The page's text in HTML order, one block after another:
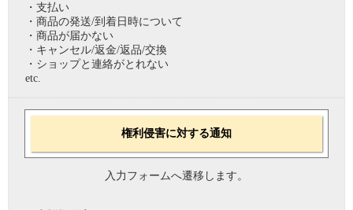
・支払い
・商品の発送/到着日時について
・商品が届かない
・キャンセル/返金/返品/交換
・ショップと連絡がとれない
etc.
権利侵害に対する通知
入力フォームへ遷移します。